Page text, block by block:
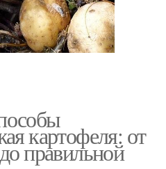
картофеля: от
правильной